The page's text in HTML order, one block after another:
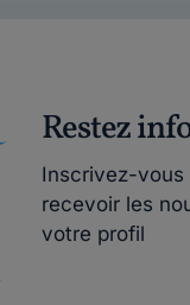
Restez
Inscrivez-vous
recevoir les
votre profil